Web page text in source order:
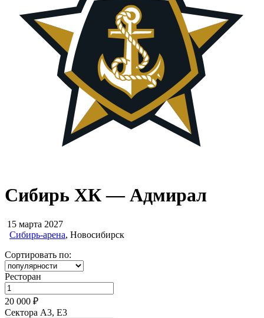
Сибирь ХК — Адмирал
15 марта 2027
Сибирь-арена, Новосибирск
Сортировать по:
Ресторан
20 000 ₽
Сектора A3, E3